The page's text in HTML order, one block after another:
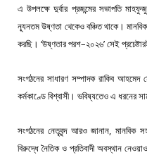
এ উপলক্ষে দুর্বার প্রজন্মের সভাপতি
ন্যূনতম উষ্ণতা থেকেও বঞ্চিত থাকে। মানবিক
করছি। ‘উষ্ণতার পরশ–২০২৬’ সেই
সংগঠনের সাধারণ সম্পাদক রাকিব আহমেদ
কর্মকাণ্ডে বিশ্বাসী। ভবিষ্যতেও এ ধরনের
সংগঠনের নেতৃবৃন্দ আরও জানান,মানবিক
বিরুদ্ধে নৈতিক ও প্রতিবাদী অবস্থান নেওয়াও